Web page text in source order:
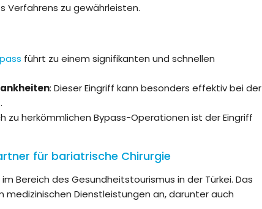
Verfahrens zu gewährleisten.
führt zu einem signifikanten und schnellen
: Dieser Eingriff kann besonders effektiv bei der
zu herkömmlichen Bypass-Operationen ist der Eingriff
für bariatrische Chirurgie
Bereich des Gesundheitstourismus in der Türkei. Das
Dienstleistungen an, darunter auch